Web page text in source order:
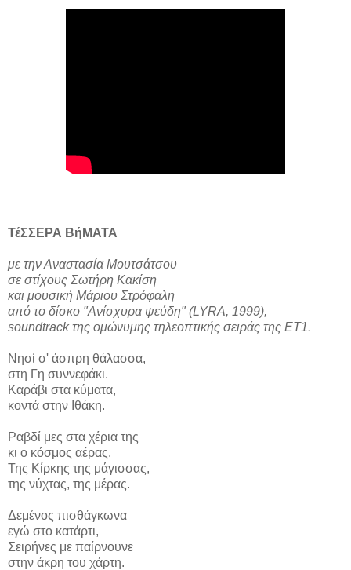
ΤέΣΣΕΡΑ ΒήΜΑΤΑ
με την Αναστασία Μουτσάτσου
σε στίχους Σωτήρη Κακίση
και μουσική Μάριου Στρόφαλη
από το δίσκο "Ανίσχυρα ψεύδη" (LYRA, 1999),
soundtrack της ομώνυμης τηλεοπτικής σειράς της ΕΤ1.
Νησί σ' άσπρη θάλασσα,
στη Γη συννεφάκι.
Καράβι στα κύματα,
κοντά στην Ιθάκη.
Ραβδί μες στα χέρια της
κι ο κόσμος αέρας.
Της Κίρκης της μάγισσας,
της νύχτας, της μέρας.
Δεμένος πισθάγκωνα
εγώ στο κατάρτι,
Σειρήνες με παίρνουνε
στην άκρη του χάρτη.